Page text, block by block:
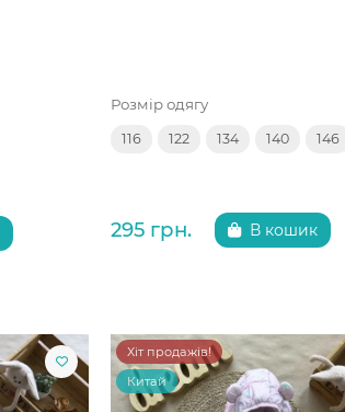
Розмір одягу
116 122 134 140 146
295 грн. В кошик
Хіт продажів!
Китай